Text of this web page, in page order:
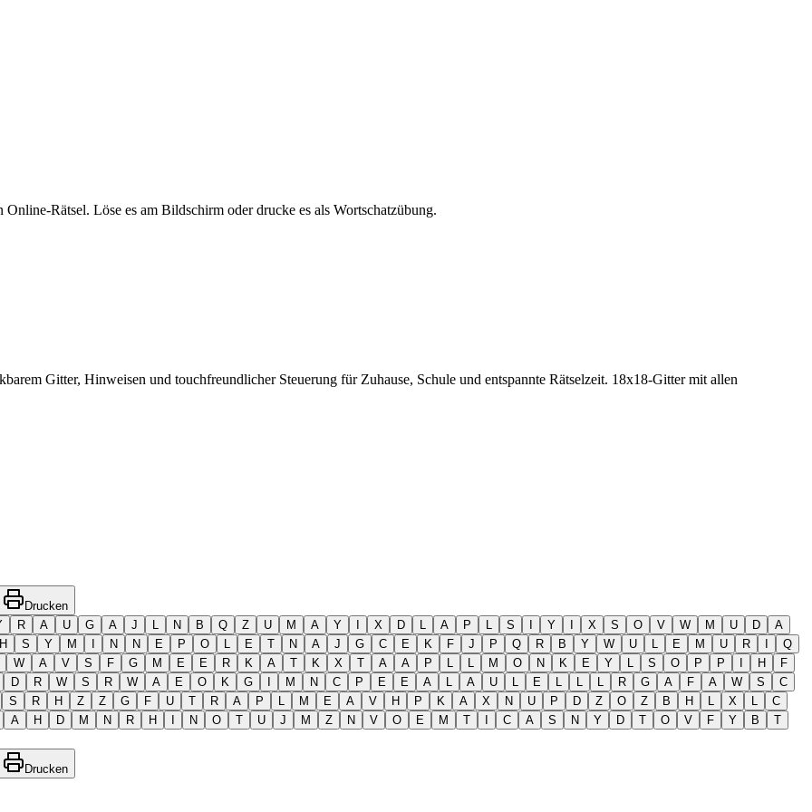
Rätsel. Löse es am Bildschirm oder drucke es als Wortschatzübung.
Gitter, Hinweisen und touchfreundlicher Steuerung für Zuhause, Schule und entspannte Rätselzeit. 18x18-Gitter mit allen
Drucken
R A U G A J L N B Q Z U M A Y I X D L A P L S I Y I X S O V W M U D
A
H
S Y M I N N E P O L E T N A J G C E K F J P Q R B Y W U L E M U R I
Q
W
A V S F G M E E R K A T K X T A A P L L M O N K E Y L S O P P I H
F
D
R W S R W A E O K G I M N C P E E A L A U L E L L L R G A F A W S
C
S
R H Z Z G F U T R A P L M E A V H P K A X N U P D Z O Z B H L X L
C
A
H D M N R H I N O T U J M Z N V O E M T I C A S N Y D T O V F Y B T
Drucken